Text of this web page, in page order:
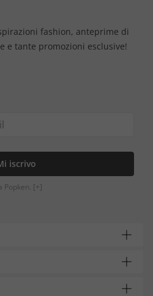
fashion, anteprime di
e tante promozioni esclusive!
iscrivo
Popken. [+]